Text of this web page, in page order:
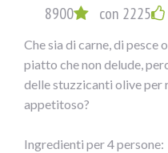
8900 con 2225
Che sia di carne, di pesce
piatto che non delude,
delle stuzzicanti olive per
appetitoso?
Ingredienti per 4 persone: